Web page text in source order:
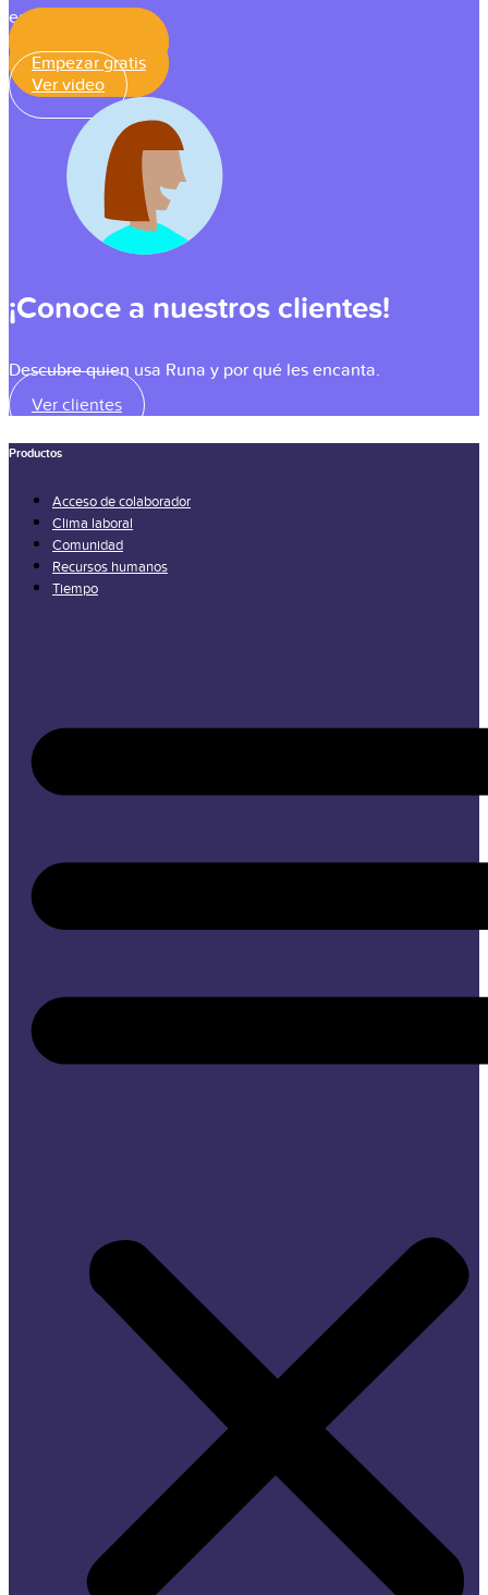
equipo.
Empezar gratis
Ver video
¡Conoce a nuestros clientes!
Descubre quien usa Runa y por qué les encanta.
Ver clientes
Productos
Acceso de colaborador
Clima laboral
Comunidad
Recursos humanos
Tiempo